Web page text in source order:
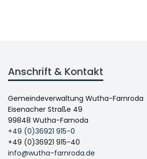
Anschrift & Kontakt
Gemeindeverwaltung Wutha-Farnroda
Eisenacher Straße 49
99848 Wutha-Farnoda
+49 (0)36921 915-0
+49 (0)36921 915-40
info@wutha-farnroda.de